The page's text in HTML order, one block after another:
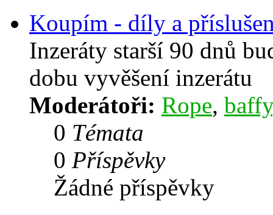
Koupím - díly a
Inzeráty starší 90 dnů
dobu vyvěšení inzerátu
Moderátoři: Rope, baffy
0 Témata
0 Příspěvky
Žádné příspěvky